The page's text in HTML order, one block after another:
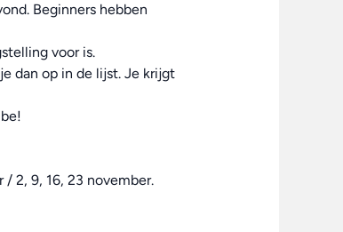
Beginners hebben
voor is.
dan op in de lijst. Je krijgt
2, 9, 16, 23 november.